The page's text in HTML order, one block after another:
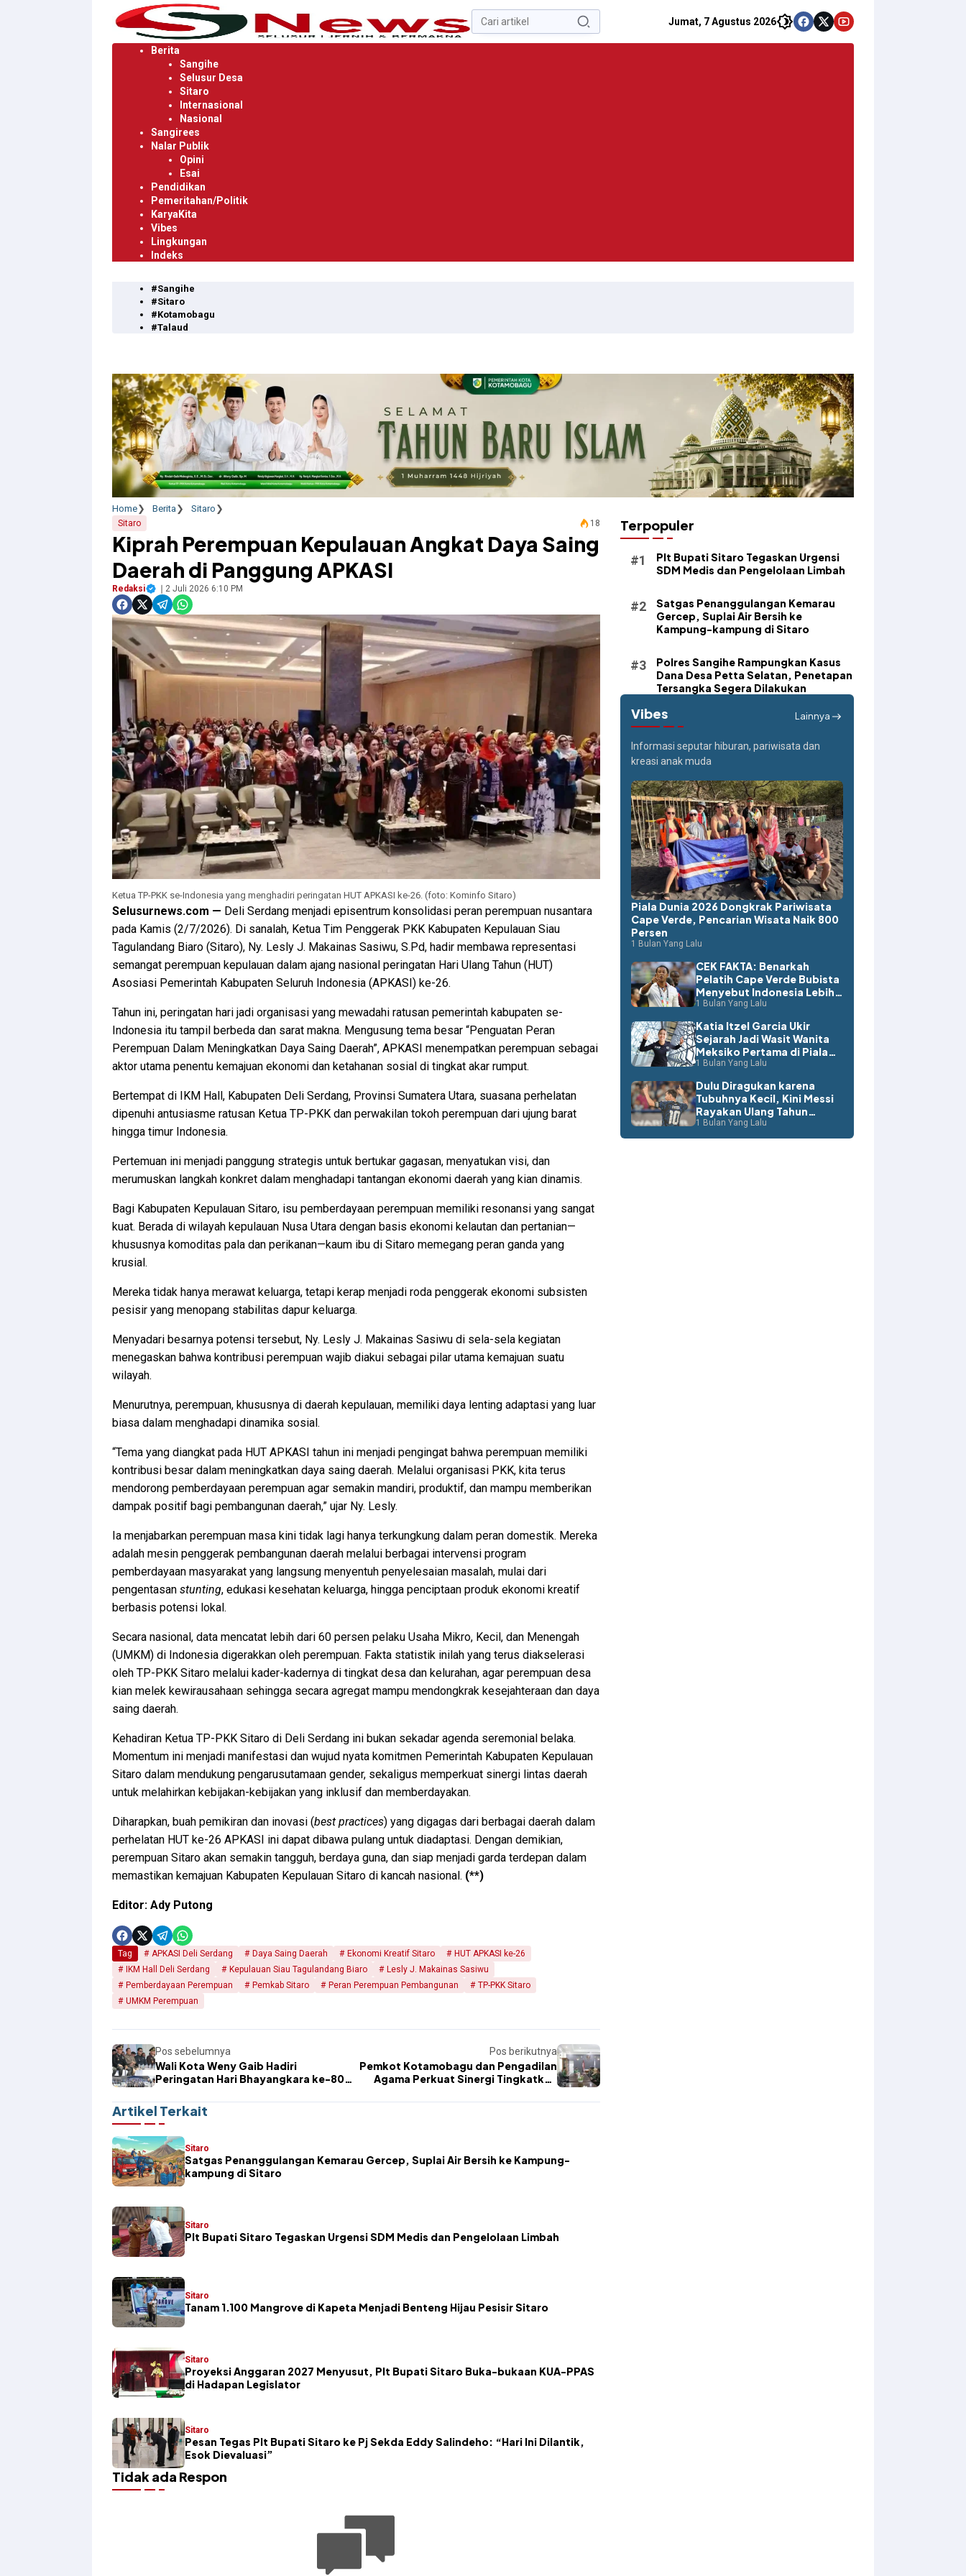
Langsung
Pencarian
untuk:
Jumat, 7 Agustus 2026
Berita
Sangihe
Selusur Desa
Sitaro
Internasional
Nasional
Sangirees
Nalar Publik
Opini
Esai
Pendidikan
Pemeritahan/Politik
KaryaKita
Vibes
Lingkungan
Indeks
#Sangihe
#Sitaro
#Kotamobagu
#Talaud
Home Berita Sitaro
Sitaro 18
Kiprah Perempuan Kepulauan Angkat Daya Saing
Daerah di Panggung APKASI
Redaksi 2 Juli 2026 6:10 PM
Ketua TP-PKK se-Indonesia yang menghadiri peringatan HUT APKASI ke-26. (foto: Kominfo Sitaro)
Selusurnews.com — Deli Serdang menjadi episentrum konsolidasi peran perempuan nusantara
pada Kamis (2/7/2026). Di sanalah, Ketua Tim Penggerak PKK Kabupaten Kepulauan Siau
Tagulandang Biaro (Sitaro), Ny. Lesly J. Makainas Sasiwu, S.Pd, hadir membawa representasi
semangat perempuan kepulauan dalam ajang nasional peringatan Hari Ulang Tahun (HUT)
Asosiasi Pemerintah Kabupaten Seluruh Indonesia (APKASI) ke-26.
Tahun ini, peringatan hari jadi organisasi yang mewadahi ratusan pemerintah kabupaten se-
Indonesia itu tampil berbeda dan sarat makna. Mengusung tema besar “Penguatan Peran
Perempuan Dalam Meningkatkan Daya Saing Daerah”, APKASI menempatkan perempuan sebagai
aktor utama penentu kemajuan ekonomi dan ketahanan sosial di tingkat akar rumput.
Bertempat di IKM Hall, Kabupaten Deli Serdang, Provinsi Sumatera Utara, suasana perhelatan
dipenuhi antusiasme ratusan Ketua TP-PKK dan perwakilan tokoh perempuan dari ujung barat
hingga timur Indonesia.
Pertemuan ini menjadi panggung strategis untuk bertukar gagasan, menyatukan visi, dan
merumuskan langkah konkret dalam menghadapi tantangan ekonomi daerah yang kian dinamis.
Bagi Kabupaten Kepulauan Sitaro, isu pemberdayaan perempuan memiliki resonansi yang sangat
kuat. Berada di wilayah kepulauan Nusa Utara dengan basis ekonomi kelautan dan pertanian—
khususnya komoditas pala dan perikanan—kaum ibu di Sitaro memegang peran ganda yang
krusial.
Mereka tidak hanya merawat keluarga, tetapi kerap menjadi roda penggerak ekonomi subsisten
pesisir yang menopang stabilitas dapur keluarga.
Menyadari besarnya potensi tersebut, Ny. Lesly J. Makainas Sasiwu di sela-sela kegiatan
menegaskan bahwa kontribusi perempuan wajib diakui sebagai pilar utama kemajuan suatu
wilayah.
Menurutnya, perempuan, khususnya di daerah kepulauan, memiliki daya lenting adaptasi yang luar
biasa dalam menghadapi dinamika sosial.
“Tema yang diangkat pada HUT APKASI tahun ini menjadi pengingat bahwa perempuan memiliki
kontribusi besar dalam meningkatkan daya saing daerah. Melalui organisasi PKK, kita terus
mendorong pemberdayaan perempuan agar semakin mandiri, produktif, dan mampu memberikan
dampak positif bagi pembangunan daerah,” ujar Ny. Lesly.
Ia menjabarkan perempuan masa kini tidak lagi hanya terkungkung dalam peran domestik. Mereka
adalah mesin penggerak pembangunan daerah melalui berbagai intervensi program
pemberdayaan masyarakat yang langsung menyentuh penyelesaian masalah, mulai dari
pengentasan stunting, edukasi kesehatan keluarga, hingga penciptaan produk ekonomi kreatif
berbasis potensi lokal.
Secara nasional, data mencatat lebih dari 60 persen pelaku Usaha Mikro, Kecil, dan Menengah
(UMKM) di Indonesia digerakkan oleh perempuan. Fakta statistik inilah yang terus diakselerasi
oleh TP-PKK Sitaro melalui kader-kadernya di tingkat desa dan kelurahan, agar perempuan desa
kian melek kewirausahaan sehingga secara agregat mampu mendongkrak kesejahteraan dan daya
saing daerah.
Kehadiran Ketua TP-PKK Sitaro di Deli Serdang ini bukan sekadar agenda seremonial belaka.
Momentum ini menjadi manifestasi dan wujud nyata komitmen Pemerintah Kabupaten Kepulauan
Sitaro dalam mendukung pengarusutamaan gender, sekaligus memperkuat sinergi lintas daerah
untuk melahirkan kebijakan-kebijakan yang inklusif dan memberdayakan.
Diharapkan, buah pemikiran dan inovasi (best practices) yang digagas dari berbagai daerah dalam
perhelatan HUT ke-26 APKASI ini dapat dibawa pulang untuk diadaptasi. Dengan demikian,
perempuan Sitaro akan semakin tangguh, berdaya guna, dan siap menjadi garda terdepan dalam
memastikan kemajuan Kabupaten Kepulauan Sitaro di kancah nasional. (**)
Editor: Ady Putong
Tag APKASI Deli Serdang Daya Saing Daerah Ekonomi Kreatif Sitaro
HUT APKASI ke-26
IKM Hall Deli Serdang
Kepulauan Siau Tagulandang Biaro
Lesly J. Makainas Sasiwu
Pemberdayaan Perempuan
Pemkab Sitaro Peran Perempuan Pembangunan
TP-PKK Sitaro
UMKM Perempuan
Pos sebelumnya
Wali Kota Weny Gaib Hadiri
Peringatan Hari Bhayangkara ke-80
Pos berikutnya
Pemkot Kotamobagu dan Pengadilan
Agama Perkuat Sinergi Tingkatkan
Masyarakat
Artikel Terkait
Sitaro
Satgas Penanggulangan Kemarau Gercep, Suplai Air Bersih ke Kampung-
kampung di Sitaro
Sitaro
​Plt Bupati Sitaro Tegaskan Urgensi SDM Medis dan Pengelolaan Limbah
Sitaro
Tanam 1.100 Mangrove di Kapeta Menjadi Benteng Hijau Pesisir Sitaro
Sitaro
Proyeksi Anggaran 2027 Menyusut, Plt Bupati Sitaro Buka-bukaan KUA-PPAS
di Hadapan Legislator
Sitaro
Pesan Tegas Plt Bupati Sitaro ke Pj Sekda Eddy Salindeho: “Hari Ini Dilantik,
Esok Dievaluasi”
Tidak ada Respon
Terpopuler
​Plt Bupati Sitaro Tegaskan Urgensi
SDM Medis dan Pengelolaan Limbah
Satgas Penanggulangan Kemarau
Gercep, Suplai Air Bersih ke
Kampung-kampung di Sitaro
Polres Sangihe Rampungkan Kasus
Dana Desa Petta Selatan, Penetapan
Tersangka Segera Dilakukan
Vibes Lainnya
Informasi seputar hiburan, pariwisata dan
kreasi anak muda
Piala Dunia 2026 Dongkrak Pariwisata
Cape Verde, Pencarian Wisata Naik 800
Persen
1 Bulan Yang Lalu
CEK FAKTA: Benarkah
Pelatih Cape Verde Bubista
Menyebut Indonesia Lebih
Layak ke Piala Dunia?
1 Bulan Yang Lalu
Katia Itzel Garcia Ukir
Sejarah Jadi Wasit Wanita
Meksiko Pertama di Piala
Dunia
1 Bulan Yang Lalu
Dulu Diragukan karena
Tubuhnya Kecil, Kini Messi
Rayakan Ulang Tahun
dengan Rekor Dunia
1 Bulan Yang Lalu